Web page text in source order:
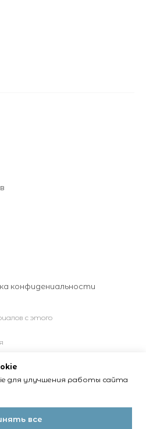
с этого
конфидениальности
для улучшения работы сайта
все